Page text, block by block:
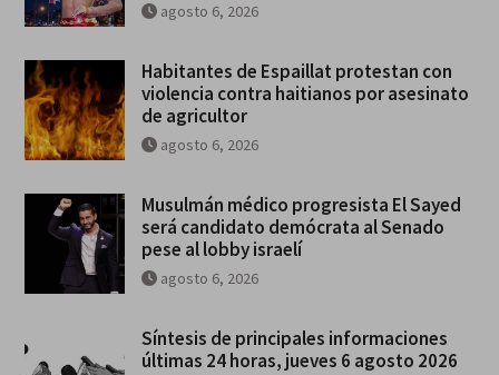
agosto 6, 2026
Habitantes de Espaillat protestan con
violencia contra haitianos por asesinato
de agricultor
agosto 6, 2026
Musulmán médico progresista El Sayed
será candidato demócrata al Senado
pese al lobby israelí
agosto 6, 2026
Síntesis de principales informaciones
últimas 24 horas, jueves 6 agosto 2026